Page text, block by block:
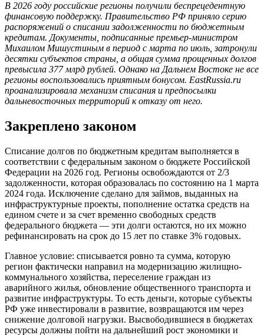
В 2026 году российские регионы получили беспрецедентную
финансовую поддержку. Правительство РФ приняло серию
распоряжений о списании задолженности по бюджетным
кредитам. Документы, подписанные премьер-министром
Михаилом Мишустиным в период с марта по июль, затронули
десятки субъектов страны, а общая сумма прощенных долгов
превысила 377 млрд рублей. Однако на Дальнем Востоке не все
регионы воспользовались приятным бонусом. EastRussia.ru
проанализировала механизм списания и предпосылки
дальневосточных территорий к отказу от него.
Закреплено законом
Списание долгов по бюджетным кредитам выполняется в
соответствии с федеральным законом о бюджете Российской
Федерации на 2026 год. Регионы освобождаются от 2/3
задолженности, которая образовалась по состоянию на 1 марта
2024 года. Исключение сделано для займов, выданных на
инфраструктурные проекты, пополнение остатка средств на
едином счете и за счет временно свободных средств
федерального бюджета — эти долги остаются, но их можно
рефинансировать на срок до 15 лет по ставке 3% годовых.
Главное условие: списывается ровно та сумма, которую
регион фактически направил на модернизацию жилищно-
коммунального хозяйства, переселение граждан из
аварийного жилья, обновление общественного транспорта и
развитие инфраструктуры. То есть деньги, которые субъекты
РФ уже инвестировали в развитие, возвращаются им через
снижение долговой нагрузки. Высвободившиеся в бюджетах
ресурсы должны пойти на дальнейший рост экономики и